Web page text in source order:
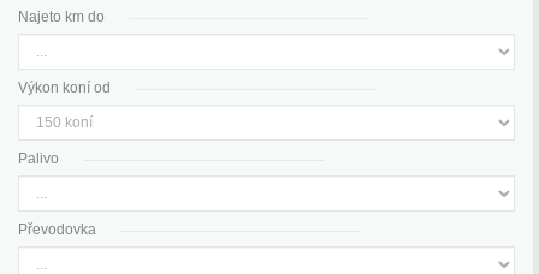
Najeto km do
Výkon koní od
Palivo
Převodovka